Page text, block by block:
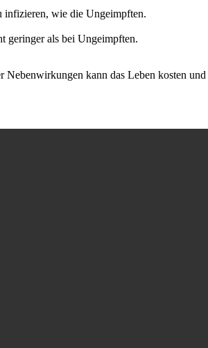
infizieren, wie die Ungeimpften.
geringer als bei Ungeimpften.
kann das Leben kosten